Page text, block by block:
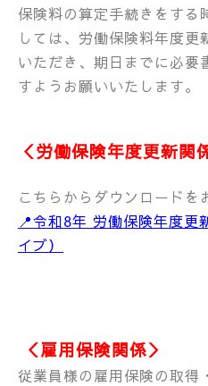
保険料の算定手続きをする
しては、労働保険料年度更
いただき、期日までに必要
すようお願いいたします。
＜労働保険年度更新関
こちらからダウンロード
📍令和8年 労働保険年度更
イブ）
＜雇用保険関係＞
従業員様の雇用保険の取得